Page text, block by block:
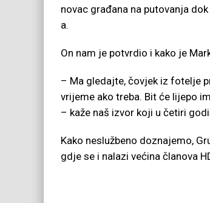
novac građana na putovanja
a.
On nam je potvrdio i kako je
– Ma gledajte, čovjek iz fotelje
vrijeme ako treba. Bit će lijepo
– kaže naš izvor koji u četiri
Kako neslužbeno doznajemo,
gdje se i nalazi većina članova